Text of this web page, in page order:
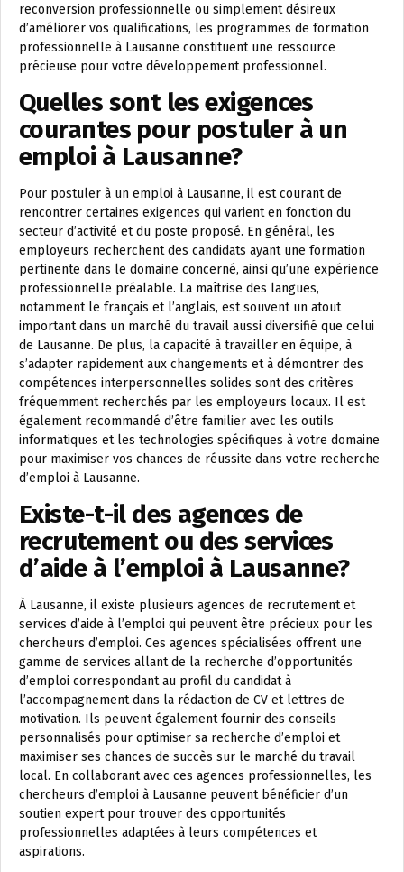
reconversion professionnelle ou simplement désireux
d’améliorer vos qualifications, les programmes de formation
professionnelle à Lausanne constituent une ressource
précieuse pour votre développement professionnel.
Quelles sont les exigences
courantes pour postuler à un
emploi à Lausanne?
Pour postuler à un emploi à Lausanne, il est courant de
rencontrer certaines exigences qui varient en fonction du
secteur d’activité et du poste proposé. En général, les
employeurs recherchent des candidats ayant une formation
pertinente dans le domaine concerné, ainsi qu’une expérience
professionnelle préalable. La maîtrise des langues,
notamment le français et l’anglais, est souvent un atout
important dans un marché du travail aussi diversifié que celui
de Lausanne. De plus, la capacité à travailler en équipe, à
s’adapter rapidement aux changements et à démontrer des
compétences interpersonnelles solides sont des critères
fréquemment recherchés par les employeurs locaux. Il est
également recommandé d’être familier avec les outils
informatiques et les technologies spécifiques à votre domaine
pour maximiser vos chances de réussite dans votre recherche
d’emploi à Lausanne.
Existe-t-il des agences de
recrutement ou des services
d’aide à l’emploi à Lausanne?
À Lausanne, il existe plusieurs agences de recrutement et
services d’aide à l’emploi qui peuvent être précieux pour les
chercheurs d’emploi. Ces agences spécialisées offrent une
gamme de services allant de la recherche d’opportunités
d’emploi correspondant au profil du candidat à
l’accompagnement dans la rédaction de CV et lettres de
motivation. Ils peuvent également fournir des conseils
personnalisés pour optimiser sa recherche d’emploi et
maximiser ses chances de succès sur le marché du travail
local. En collaborant avec ces agences professionnelles, les
chercheurs d’emploi à Lausanne peuvent bénéficier d’un
soutien expert pour trouver des opportunités
professionnelles adaptées à leurs compétences et
aspirations.